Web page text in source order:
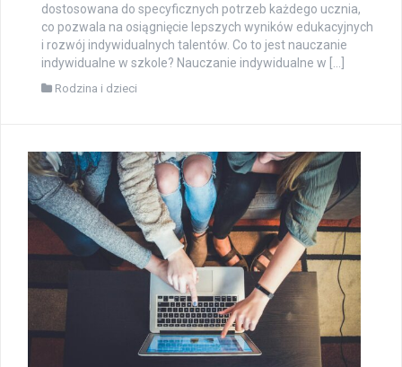
dostosowana do specyficznych potrzeb każdego ucznia,
co pozwala na osiągnięcie lepszych wyników edukacyjnych
i rozwój indywidualnych talentów. Co to jest nauczanie
indywidualne w szkole? Nauczanie indywidualne w […]
Rodzina i dzieci